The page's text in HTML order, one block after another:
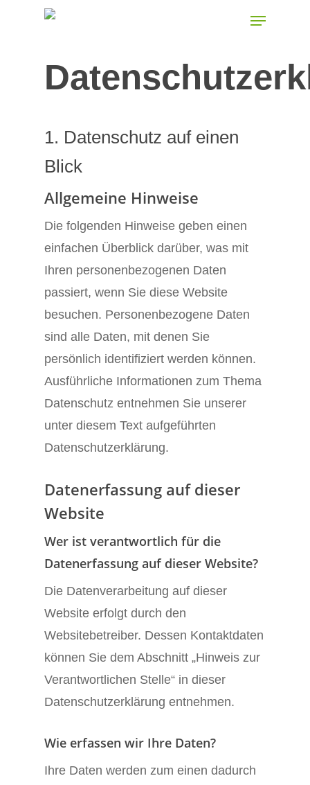
Menu
1. Datenschutz auf einen
Blick
Allgemeine Hinweise
Die folgenden Hinweise geben einen
einfachen Überblick darüber, was mit
Ihren personenbezogenen Daten
passiert, wenn Sie diese Website
besuchen. Personenbezogene Daten
sind alle Daten, mit denen Sie
persönlich identifiziert werden können.
Ausführliche Informationen zum Thema
Datenschutz entnehmen Sie unserer
unter diesem Text aufgeführten
Datenschutzerklärung.
Datenerfassung auf dieser
Website
Wer ist verantwortlich für die
Datenerfassung auf dieser Website?
Die Datenverarbeitung auf dieser
Website erfolgt durch den
Websitebetreiber. Dessen Kontaktdaten
können Sie dem Abschnitt „Hinweis zur
Verantwortlichen Stelle“ in dieser
Datenschutzerklärung entnehmen.
Wie erfassen wir Ihre Daten?
Ihre Daten werden zum einen dadurch